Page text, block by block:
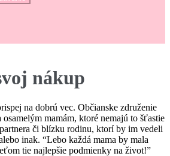
nákup
na dobrú vec. Občianske združenie
mamám, ktoré nemajú to šťastie
či blízku rodinu, ktorí by im vedeli
inak. “Lebo každá mama by mala
tie najlepšie podmienky na život!”